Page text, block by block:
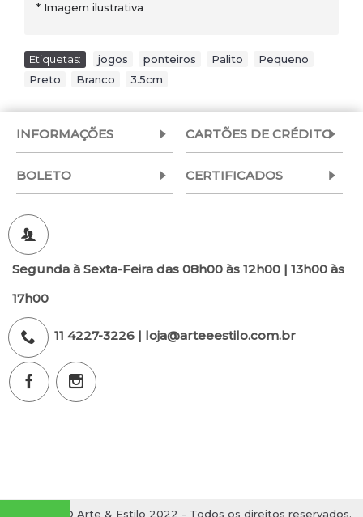
* Imagem ilustrativa
Etiquetas: jogos ponteiros Palito Pequeno
Preto
Branco 3.5cm
INFORMAÇÕES CARTÕES DE CRÉDITO
BOLETO CERTIFICADOS
Segunda à Sexta-Feira das 08h00 às 12h00 | 13h00 às
17h00
11 4227-3226 | loja@arteeestilo.com.br
Copyright© Arte & Estilo 2022 - Todos os direitos reservados.